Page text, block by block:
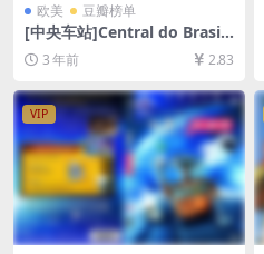
欧美 豆瓣榜单
[中央车站]Central do Brasil
(1998)[百度网盘+夸克网盘10
80P超清未删减资源][网盘在
线播放/下载][MP4/5.4GB][中
文字幕]
3 年前 2.83
VIP